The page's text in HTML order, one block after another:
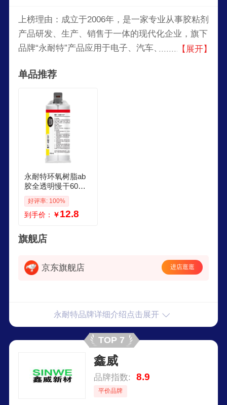
上榜理由：成立于2006年，是一家专业从事胶粘剂
产品研发、生产、销售于一体的现代化企业，旗下
品牌“永耐特”产品应用于电子、汽车、航空航天、
下专营快干胶、补鞋胶、螺纹胶、处理剂等。
【展开】
单品推荐
永耐特环氧树脂ab
胶全透明慢干60分
钟固化粘玻璃亚克
力水晶金属塑料亚
克力瓷砖专用强力
AB胶1007慢干 1支
装送工具
好评率: 100%
到手价： ￥12.8
旗舰店
京东旗舰店 进店逛逛
永耐特品牌详细介绍点击展开
TOP 7
鑫威
品牌指数: 8.9
平价品牌